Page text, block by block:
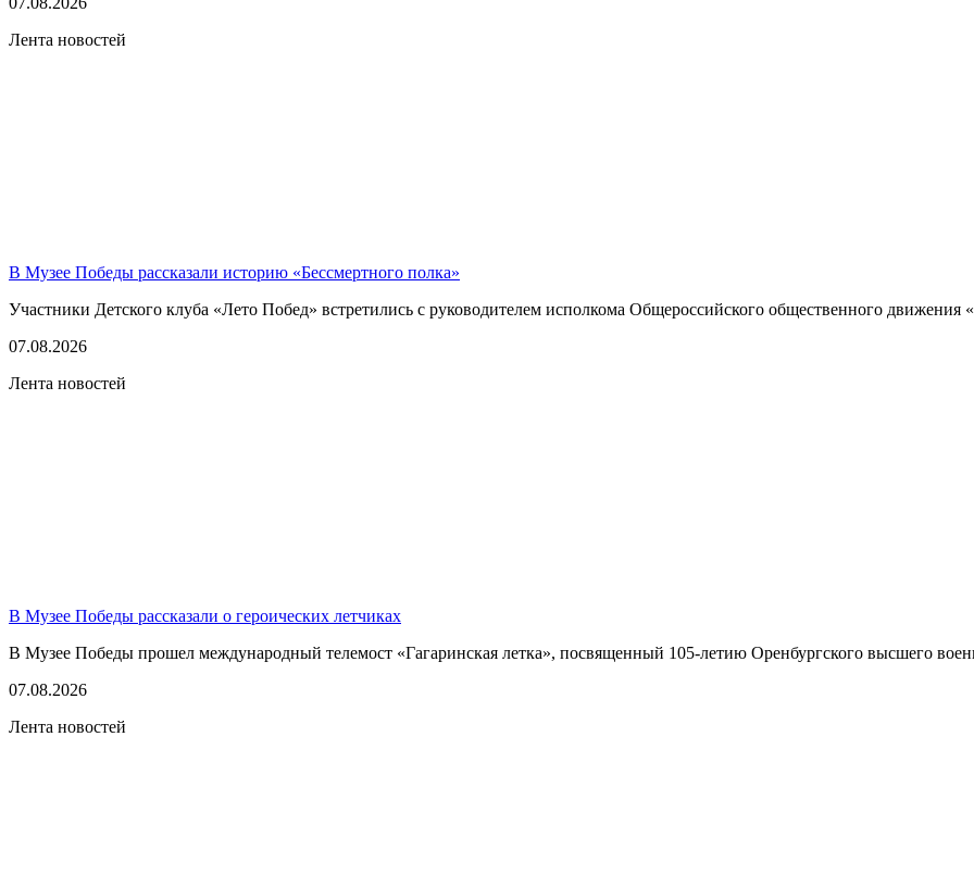
Лента новостей
В Музее Победы рассказали историю «Бессмертного полка»
Участники Детского клуба «Лето Побед» встретились с руководителем исполкома Общероссийского общественного движения
07.08.2026
Лента новостей
В Музее Победы рассказали о героических летчиках
В Музее Победы прошел международный телемост «Гагаринская летка», посвященный 105-летию Оренбургского высшего
07.08.2026
Лента новостей